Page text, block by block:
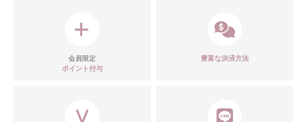
会員限定
ポイント付与
豊富な決済方法